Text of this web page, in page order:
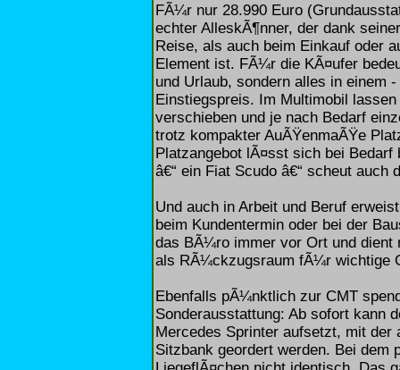
FÃ¼r nur 28.990 Euro
echter AlleskÃ¶nner, der dank
Reise, als auch beim Einkauf oder
Element ist. FÃ¼r die KÃ¤ufer
und Urlaub, sondern alles in einem
Einstiegspreis. Im Multimobil
verschieben und je nach Bedarf
trotz kompakter AuÃŸenmaÃŸe
Platzangebot lÃ¤sst sich bei
â€“ ein Fiat Scudo â€“ scheut
Und auch in Arbeit und Beruf
beim Kundentermin oder bei der
das BÃ¼ro immer vor Ort und dient
als RÃ¼ckzugsraum fÃ¼r wichtige
Ebenfalls pÃ¼nktlich zur CMT
Sonderausstattung: Ab sofort kann
Mercedes Sprinter aufsetzt, mit der
Sitzbank geordert werden. Bei dem